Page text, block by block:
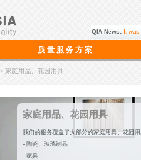
QIA News: It was
质 量 服 务 方 案
> 家庭用品、花园用具
家庭用品、花园用具
我们的服务覆盖了大部分的家庭用具、花园用
- 陶瓷、玻璃制品
- 家具